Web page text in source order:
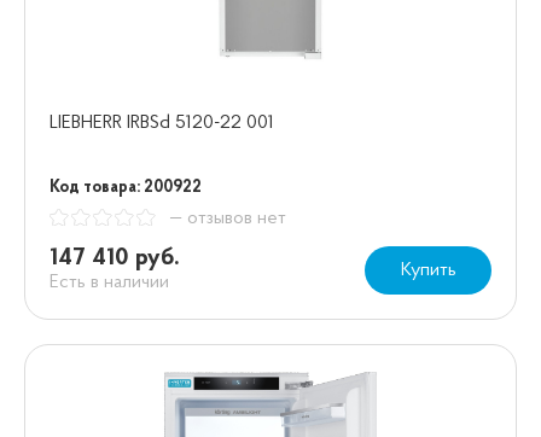
LIEBHERR IRBSd 5120-22 001
Код товара: 200922
— отзывов нет
147 410 руб.
Есть в наличии
Купить